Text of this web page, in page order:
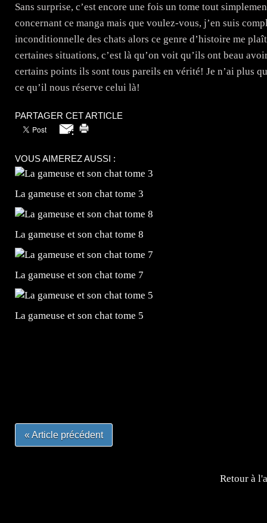
Sans surprise, c’est encore une fois un tome tout
concernant ce manga mais que voulez-vous, j’en suis
inconditionnelle des chats alors ce genre d’histoire me
certaines situations, c’est là qu’on voit qu’ils ont beau
certains points ils sont tous pareils en vérité! Je n’ai plus
ce qu’il nous réserve celui là!
PARTAGER CET ARTICLE
VOUS AIMEREZ AUSSI :
La gameuse et son chat tome 3
La gameuse et son chat tome 8
La gameuse et son chat tome 7
La gameuse et son chat tome 5
« Article précédent
Retour à